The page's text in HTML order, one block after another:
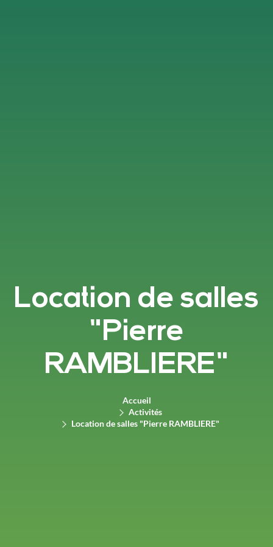
Location de salles
"Pierre
RAMBLIERE"
Accueil
Activités
Location de salles "Pierre RAMBLIERE"